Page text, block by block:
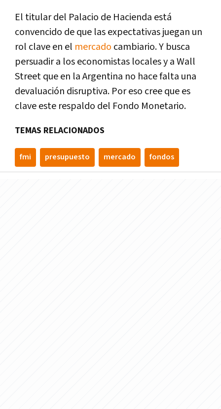
El titular del Palacio de Hacienda está
convencido de que las expectativas juegan un
rol clave en el mercado cambiario. Y busca
persuadir a los economistas locales y a Wall
Street que en la Argentina no hace falta una
devaluación disruptiva. Por eso cree que es
clave este respaldo del Fondo Monetario.
TEMAS RELACIONADOS
fmi presupuesto mercado fondos